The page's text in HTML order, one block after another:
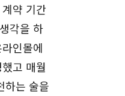
약 기간
각을 하
인몰에
고 매월
하는 술을